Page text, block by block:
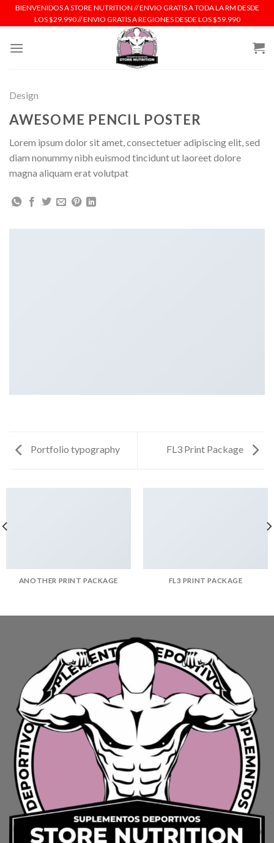
SkipBIENVENIDOS A STORE NUTRITION // ENVIO GRATIS A TODA LA RM DESDE
LOS $29.990 // ENVIO GRATIS A REGIONES DESDE LOS $59.990
Design
AWESOME PENCIL POSTER
Lorem ipsum dolor sit amet, consectetuer adipiscing elit, sed
diam nonummy nibh euismod tincidunt ut laoreet dolore
magna aliquam erat volutpat
Portfolio typography FL3 Print Package
ANOTHER PRINT PACKAGE FL3 PRINT PACKAGE